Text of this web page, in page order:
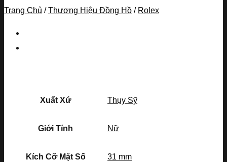
Trang Chủ / Thương Hiệu Đồng Hồ / Rolex
Xuất Xứ Thụy Sỹ
Giới Tính Nữ
Kích Cỡ Mặt Số 31 mm